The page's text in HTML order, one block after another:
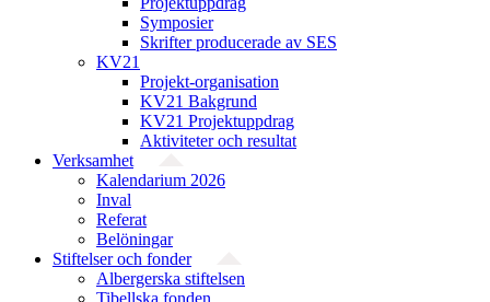
Symposier
Skrifter producerade av SES
KV21
Projekt-organisation
KV21 Bakgrund
KV21 Projektuppdrag
Aktiviteter och resultat
Verksamhet
Kalendarium 2026
Inval
Referat
Belöningar
Stiftelser och fonder
Albergerska stiftelsen
Tibellska fonden